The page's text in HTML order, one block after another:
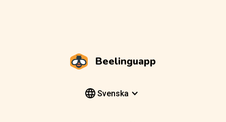
Beelinguapp
Svenska